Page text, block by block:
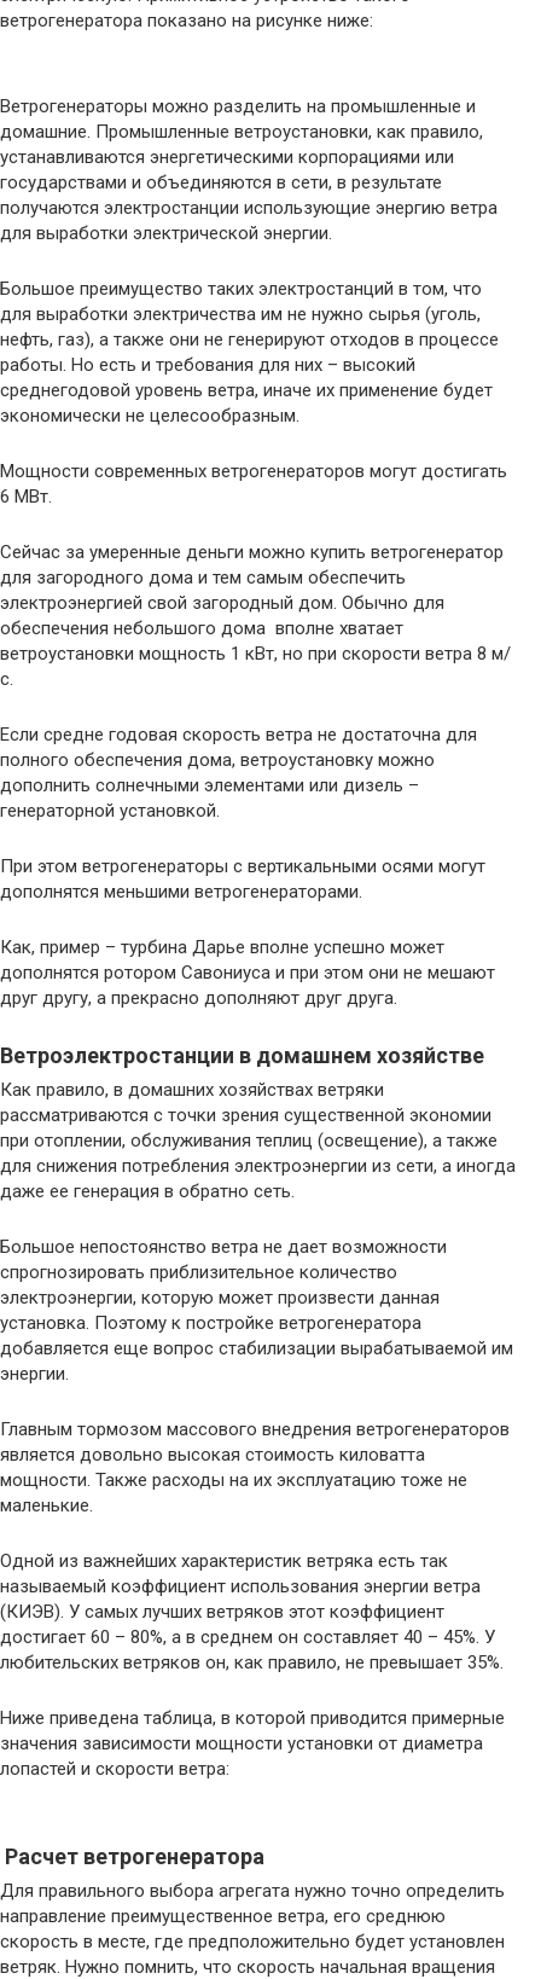
ветрогенератора показано на рисунке ниже:
Ветрогенераторы можно разделить на промышленные и
домашние. Промышленные ветроустановки, как правило,
устанавливаются энергетическими корпорациями или
государствами и объединяются в сети, в результате
получаются электростанции использующие энергию ветра
для выработки электрической энергии.
Большое преимущество таких электростанций в том, что
для выработки электричества им не нужно сырья (уголь,
нефть, газ), а также они не генерируют отходов в процессе
работы. Но есть и требования для них – высокий
среднегодовой уровень ветра, иначе их применение будет
экономически не целесообразным.
Мощности современных ветрогенераторов могут достигать
6 МВт.
Сейчас за умеренные деньги можно купить ветрогенератор
для загородного дома и тем самым обеспечить
электроэнергией свой загородный дом. Обычно для
обеспечения небольшого дома вполне хватает
ветроустановки мощность 1 кВт, но при скорости ветра 8 м/
с.
Если средне годовая скорость ветра не достаточна для
полного обеспечения дома, ветроустановку можно
дополнить солнечными элементами или дизель –
генераторной установкой.
При этом ветрогенераторы с вертикальными осями могут
дополнятся меньшими ветрогенераторами.
Как, пример – турбина Дарье вполне успешно может
дополнятся ротором Савониуса и при этом они не мешают
друг другу, а прекрасно дополняют друг друга.
Ветроэлектростанции в домашнем хозяйстве
Как правило, в домашних хозяйствах ветряки
рассматриваются с точки зрения существенной экономии
при отоплении, обслуживания теплиц (освещение), а также
для снижения потребления электроэнергии из сети, а иногда
даже ее генерация в обратно сеть.
Большое непостоянство ветра не дает возможности
спрогнозировать приблизительное количество
электроэнергии, которую может произвести данная
установка. Поэтому к постройке ветрогенератора
добавляется еще вопрос стабилизации вырабатываемой им
энергии.
Главным тормозом массового внедрения ветрогенераторов
является довольно высокая стоимость киловатта
мощности. Также расходы на их эксплуатацию тоже не
маленькие.
Одной из важнейших характеристик ветряка есть так
называемый коэффициент использования энергии ветра
(КИЭВ). У самых лучших ветряков этот коэффициент
достигает 60 – 80%, а в среднем он составляет 40 – 45%. У
любительских ветряков он, как правило, не превышает 35%.
Ниже приведена таблица, в которой приводится примерные
значения зависимости мощности установки от диаметра
лопастей и скорости ветра:
Расчет ветрогенератора
Для правильного выбора агрегата нужно точно определить
направление преимущественное ветра, его среднюю
скорость в месте, где предположительно будет установлен
ветряк. Нужно помнить, что скорость начальная вращения